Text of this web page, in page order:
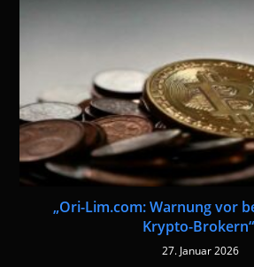
„Ori-Lim.com: Warnung vor
Krypto-Brokern“
27. Januar 2026